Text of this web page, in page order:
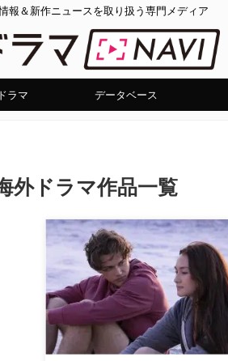
報＆新作ニュースを取り扱う専門メディア
ラマ データベース
外ドラマ作品一覧